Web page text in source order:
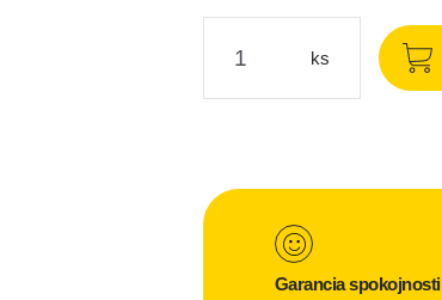
ks
Garancia spokojnosti